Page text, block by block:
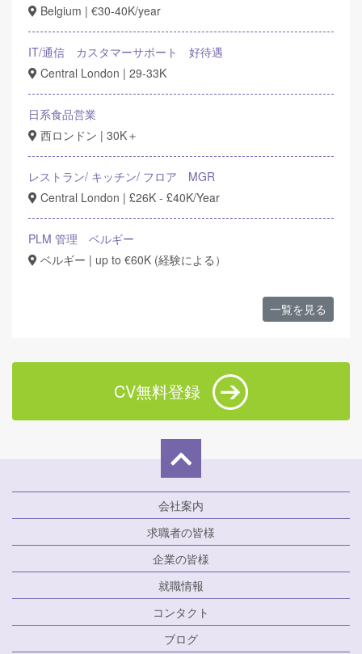
Belgium | €30-40K/year
IT/通信 カスタマーサポート 好待遇
Central London | 29-33K
日系食品営業
西ロンドン | 30K＋
レストラン/ キッチン/ フロア MGR
Central London | £26K - £40K/Year
PLM 管理 ベルギー
ベルギー | up to €60K (経験による）
一覧を見る
CV無料登録
会社案内
求職者の皆様
企業の皆様
就職情報
コンタクト
ブログ